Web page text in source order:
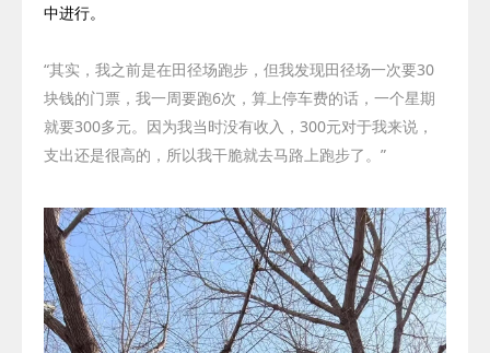
中进行。
“其实，我之前是在田径场跑步，但我发现田径场一次要30
块钱的门票，我一周要跑6次，算上停车费的话，一个星期
就要300多元。因为我当时没有收入， 300元对于我来说，
支出还是很高的，所以我干脆就去马路上跑步了。”